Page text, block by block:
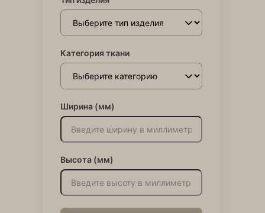
Категория ткани
Ширина (мм)
Высота (мм)